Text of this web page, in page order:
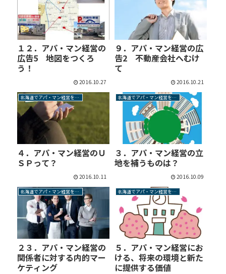
１２．アパ・マン経営の
広告5 地図をつくろ
う！
2016.10.27
９．アパ・マン経営の広
告2 不動産会社へむけ
て
2016.10.21
北海道でアパ・マン経営を成功させるには
４．アパ・マン経営のＵ
ＳＰって？
2016.10.11
北海道でアパ・マン経営を成功させるには
３．アパ・マン経営の立
地を補うものは？
2016.10.09
北海道でアパ・マン経営を成功させるには
２３．アパ・マン経営の
関係者に対する内的マー
ケティング
北海道でアパ・マン経営を成功させるには
５．アパ・マン経営にお
ける、将来の環境と新た
に提供する価値